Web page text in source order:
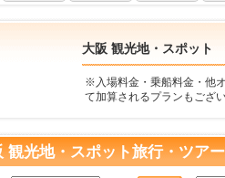
大阪 観光地・スポット
※入場料金・乗船料金・他
て加算されるプランもござい
観光地・スポット旅行・ツア